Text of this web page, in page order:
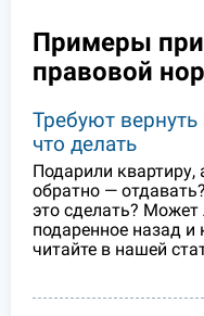
Примеры
правовой
Требуют
что делать
Подарили квартиру,
обратно —
это сделать? Может
подаренное назад и
читайте в нашей